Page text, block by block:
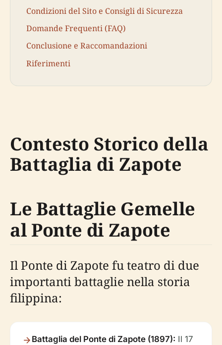
Condizioni del Sito e Consigli di Sicurezza
Domande Frequenti (FAQ)
Conclusione e Raccomandazioni
Riferimenti
Contesto Storico della
Battaglia di Zapote
Le Battaglie Gemelle
al Ponte di Zapote
Il Ponte di Zapote fu teatro di due
importanti battaglie nella storia
filippina:
Battaglia del Ponte di Zapote (1897): Il 17